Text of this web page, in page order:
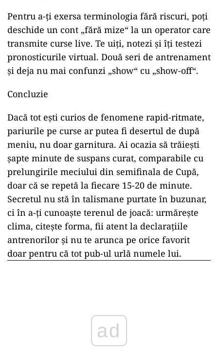
Pentru a-ți exersa terminologia fără riscuri, poți
deschide un cont „fără mize“ la un operator care
transmite curse live. Te uiți, notezi și îți testezi
pronosticurile virtual. Două seri de antrenament
și deja nu mai confunzi „show“ cu „show-off“.
Concluzie
Dacă tot ești curios de fenomene rapid-ritmate,
pariurile pe curse ar putea fi desertul de după
meniu, nu doar garnitura. Ai ocazia să trăiești
șapte minute de suspans curat, comparabile cu
prelungirile meciului din semifinala de Cupă,
doar că se repetă la fiecare 15-20 de minute.
Secretul nu stă în talismane purtate în buzunar,
ci în a-ți cunoaște terenul de joacă: urmărește
clima, citește forma, fii atent la declarațiile
antrenorilor și nu te arunca pe orice favorit
doar pentru că tot pub-ul urlă numele lui.
ad